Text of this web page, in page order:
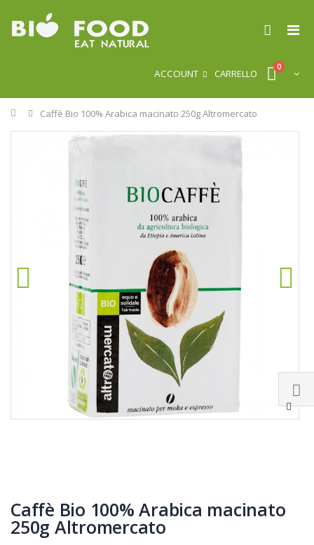
ACCOUNT CARRELLO
0
Home
Caffè Bio 100% Arabica macinato 250g Altromercato
Caffè Bio 100% Arabica macinato
250g Altromercato